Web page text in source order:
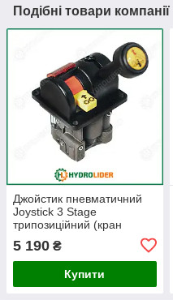
Подібні товари компанії
Джойстик пневматичний
Joystick 3 Stage
трипозиційний (кран
підйому кузова) Hipomak
5 190 ₴
Купити